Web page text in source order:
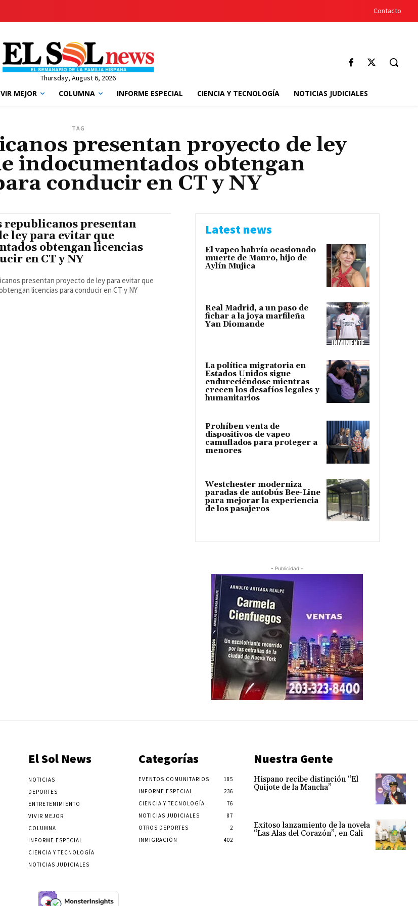
Contacto
Thursday, August 6, 2026
MEJOR COLUMNA INFORME ESPECIAL CIENCIA Y TECNOLOGÍA NOTICIAS JUDICIALES
TAG
presentan proyecto de ley
indocumentados obtengan
conducir en CT y NY
republicanos presentan
ley para evitar que
obtengan licencias
en CT y NY
presentan proyecto de ley para evitar que
licencias para conducir en CT y NY
Latest news
El vapeo habría ocasionado
muerte de Mauro, hijo de
Aylín Mujica
Real Madrid, a un paso de
fichar a la joya marfileña
Yan Diomande
La política migratoria en
Estados Unidos sigue
endureciéndose mientras
crecen los desafíos legales y
humanitarios
Prohíben venta de
dispositivos de vapeo
camuflados para proteger a
menores
Westchester moderniza
paradas de autobús Bee-Line
para mejorar la experiencia
de los pasajeros
- Publicidad -
El Sol News
NOTICIAS
DEPORTES
ENTRETENIMIENTO
VIVIR MEJOR
COLUMNA
INFORME ESPECIAL
CIENCIA Y TECNOLOGÍA
NOTICIAS JUDICIALES
Categorías
EVENTOS COMUNITARIOS
185
INFORME ESPECIAL
236
CIENCIA Y TECNOLOGÍA
76
NOTICIAS JUDICIALES
87
OTROS DEPORTES
2
INMIGRACIÓN
402
Nuestra Gente
Hispano recibe distinción “El
Quijote de la Mancha”
Exitoso lanzamiento de la novela
“Las Alas del Corazón”, en Cali